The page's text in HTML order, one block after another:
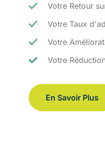
Votre Retour
Votre Taux
Votre
Votre
En Savoir Plus